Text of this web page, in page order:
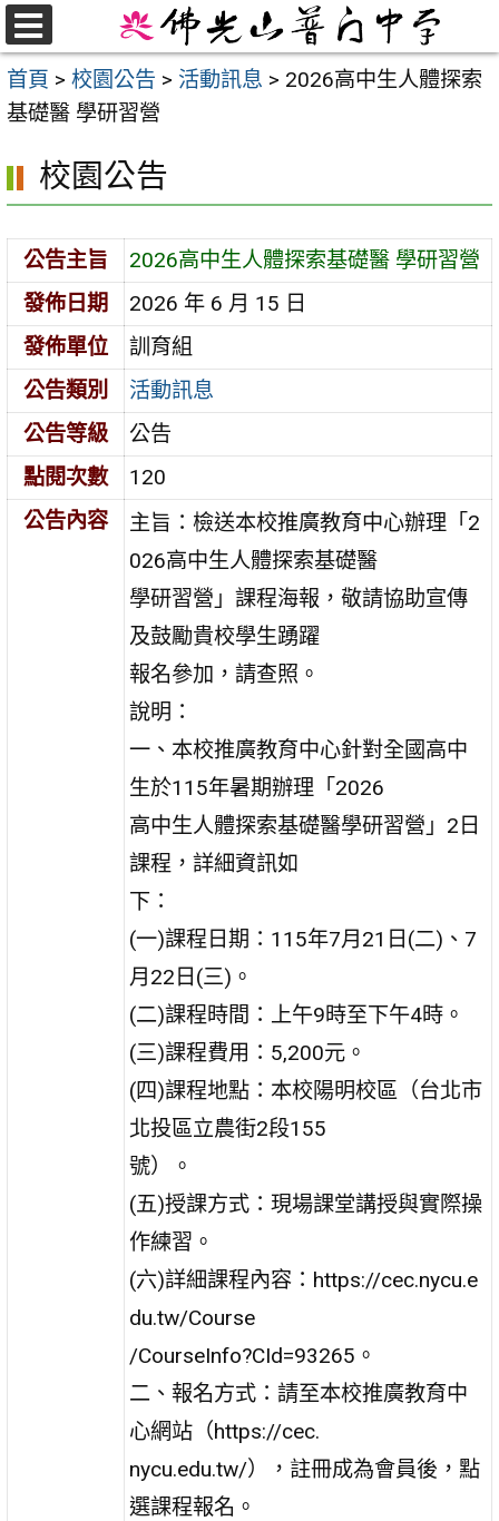
跳
至
主
要
首頁 > 校園公告 > 活動訊息 > 2026高中生人體探索
基礎醫 學研習營
校園公告
公告主旨
2026高中生人體探索基礎醫 學研習營
發佈日期
2026 年 6 月 15 日
發佈單位
訓育組
公告類別
活動訊息
公告等級
公告
點閱次數
120
公告內容
主旨：檢送本校推廣教育中心辦理「2
026高中生人體探索基礎醫
學研習營」課程海報，敬請協助宣傳
及鼓勵貴校學生踴躍
報名參加，請查照。
說明：
一、本校推廣教育中心針對全國高中
生於115年暑期辦理「2026
高中生人體探索基礎醫學研習營」2日
課程，詳細資訊如
下：
(一)課程日期：115年7月21日(二)、7
月22日(三)。
(二)課程時間：上午9時至下午4時。
(三)課程費用：5,200元。
(四)課程地點：本校陽明校區（台北市
北投區立農街2段155
號）。
(五)授課方式：現場課堂講授與實際操
作練習。
(六)詳細課程內容：https://cec.nycu.e
du.tw/Course
/CourseInfo?CId=93265。
二、報名方式：請至本校推廣教育中
心網站（https://cec.
nycu.edu.tw/），註冊成為會員後，點
選課程報名。
選
單